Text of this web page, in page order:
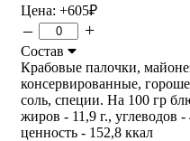
Цена: +605₽
– +
Состав
Крабовые палочки,
консервированные,
соль, специи. На 100 гр
жиров - 11,9 г., углеводов
ценность - 152,8 ккал